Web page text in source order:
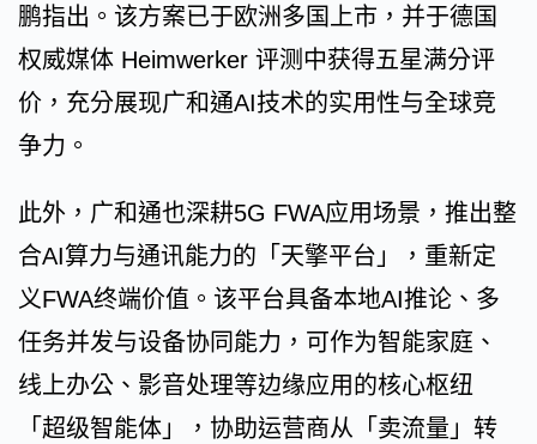
鹏指出。该方案已于欧洲多国上市，并于德国
权威媒体 Heimwerker 评测中获得五星满分评
价，充分展现广和通AI技术的实用性与全球竞
争力。
此外，广和通也深耕5G FWA应用场景，推出整
合AI算力与通讯能力的「天擎平台」，重新定
义FWA终端价值。该平台具备本地AI推论、多
任务并发与设备协同能力，可作为智能家庭、
线上办公、影音处理等边缘应用的核心枢纽
「超级智能体」，协助运营商从「卖流量」转